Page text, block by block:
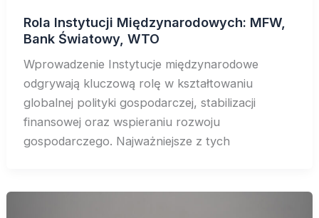
Rola Instytucji Międzynarodowych: MFW,
Bank Światowy, WTO
Wprowadzenie Instytucje międzynarodowe
odgrywają kluczową rolę w kształtowaniu
globalnej polityki gospodarczej, stabilizacji
finansowej oraz wspieraniu rozwoju
gospodarczego. Najważniejsze z tych